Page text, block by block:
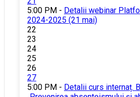
5:00 PM - Detalii webinar
2024-2025 (21 mai)
22
23
24
25
26
27
5:00 PM - Detalii curs internaț.